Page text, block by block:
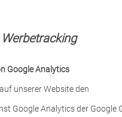
Google Analytics
unserer Website den
Google Analytics der Google